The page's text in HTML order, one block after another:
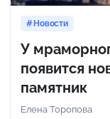
Новости
У
появится
памятник
Елена Торопова